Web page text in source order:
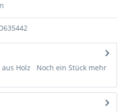
aus Holz Noch ein Stück mehr